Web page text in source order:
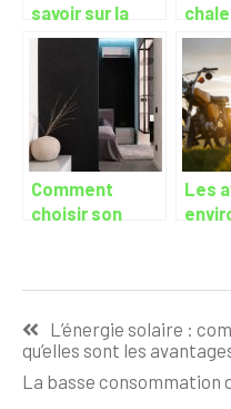
savoir sur la
pompe a
chaleur ?
Comment
choisir son
Les
de
l’article
L’énergie solaire :
qu’elles sont les
La basse consommation